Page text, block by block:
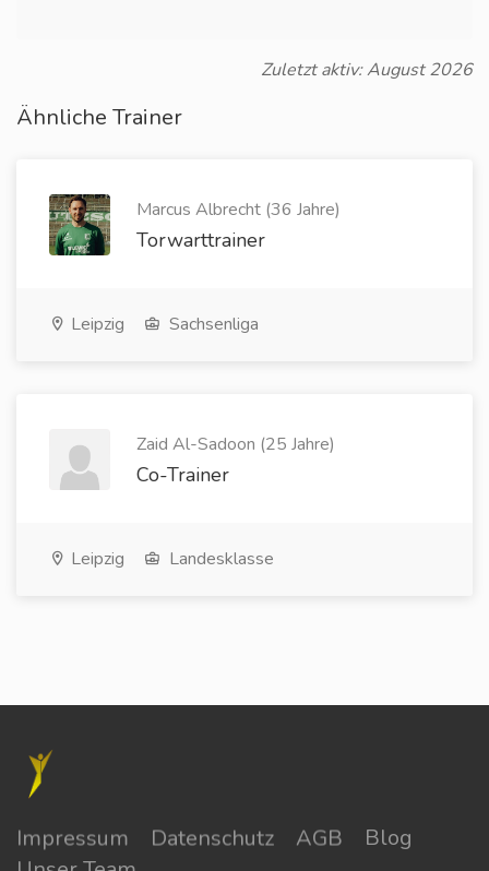
Zuletzt aktiv: August 2026
Ähnliche Trainer
Marcus Albrecht (36 Jahre)
Torwarttrainer
Leipzig Sachsenliga
Zaid Al-Sadoon (25 Jahre)
Co-Trainer
Leipzig Landesklasse
Impressum Datenschutz AGB
Blog